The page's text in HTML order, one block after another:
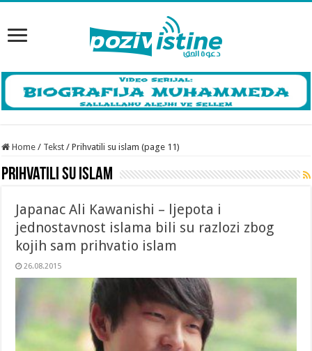
Home / Tekst / Prihvatili su islam (page 11)
Prihvatili su islam
Japanac Ali Kawanishi – ljepota i
jednostavnost islama bili su razlozi zbog
kojih sam prihvatio islam
26.08.2015